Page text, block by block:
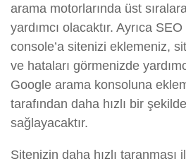
arama motorlarında üst
yardımcı olacaktır. Ayrıca
console’a sitenizi eklemeniz,
ve hataları görmenizde
Google arama konsoluna
tarafından daha hızlı bir
sağlayacaktır.
Sitenizin daha hızlı taranması